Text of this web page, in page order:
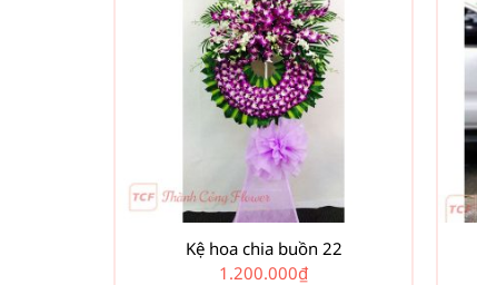
Kệ hoa chia buồn 22
1.200.000₫